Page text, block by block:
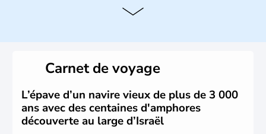
L'Israël est un état de la partie est de la Méditerranée,
vrai essor économique dans le domaine des nouvelles
Carnet de voyage
L’épave d’un navire vieux de plus de 3 000
ans avec des centaines d'amphores
découverte au large d’Israël